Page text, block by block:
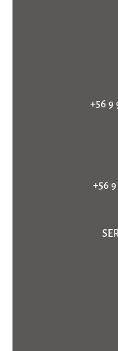
+56 9
+56 9